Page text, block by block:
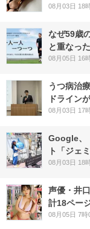
08月03日 18
なぜ59歳
と重なっ
08月05日 16
うつ病治
ドライン
08月03日 17
Google、
ト「ジェ
08月03日 18
声優・井
計18ペー
08月05日 7時